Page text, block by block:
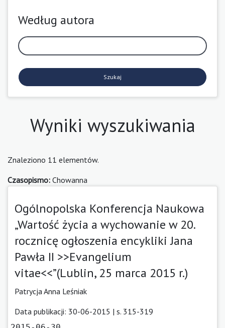
Według autora
Szukaj
Wyniki wyszukiwania
Znaleziono 11 elementów.
Czasopismo: Chowanna
Ogólnopolska Konferencja Naukowa
„Wartość życia a wychowanie w 20.
rocznicę ogłoszenia encykliki Jana
Pawła II >>Evangelium
vitae<<”(Lublin, 25 marca 2015 r.)
Patrycja Anna Leśniak
Data publikacji: 30-06-2015 | s. 315-319